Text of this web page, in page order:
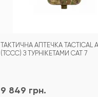
ТАКТИЧНА АПТЕЧКА TACTICAL
(TCCC) З ТУРНІКЕТАМИ CAT 7
9 849 грн.